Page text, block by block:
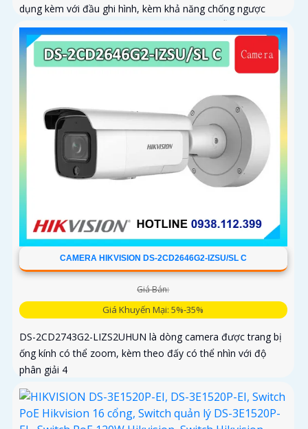
dụng kèm với đầu ghi hình, kèm khả năng chống ngược
sáng WDR 130dB, trang bị micro kép và loa hỗ trợ đàm
thoại 2 chiều, ống kính 4
CAMERA HIKVISION DS-2CD2646G2-IZSU/SL C
Giá Bán:
Giá Khuyến Mại: 5%-35%
DS-2CD2743G2-LIZS2UHUN là dòng camera được trang bị
ống kính có thể zoom, kèm theo đấy có thể nhìn với độ
phân giải 4